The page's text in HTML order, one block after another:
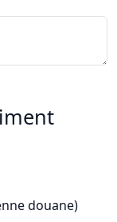
douane)